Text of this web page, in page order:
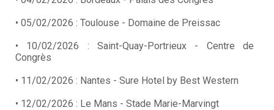
• 05/02/2026 : Toulouse - Domaine de Preissac
• 10/02/2026 : Saint-Quay-Portrieux - Centre de
Congrès
• 11/02/2026 : Nantes - Sure Hotel by Best Western
• 12/02/2026 : Le Mans - Stade Marie-Marvingt